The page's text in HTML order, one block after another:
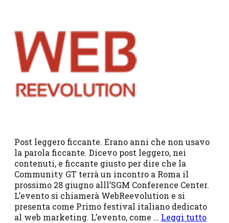
Post leggero ficcante. Erano anni che non usavo
la parola ficcante. Dicevo post leggero, nei
contenuti, e ficcante giusto per dire che la
Community GT terrà un incontro a Roma il
prossimo 28 giugno alll’SGM Conference Center.
L’evento si chiamerà WebReevolution e si
presenta come Primo festival italiano dedicato
al web marketing. L’evento, come … Leggi tutto